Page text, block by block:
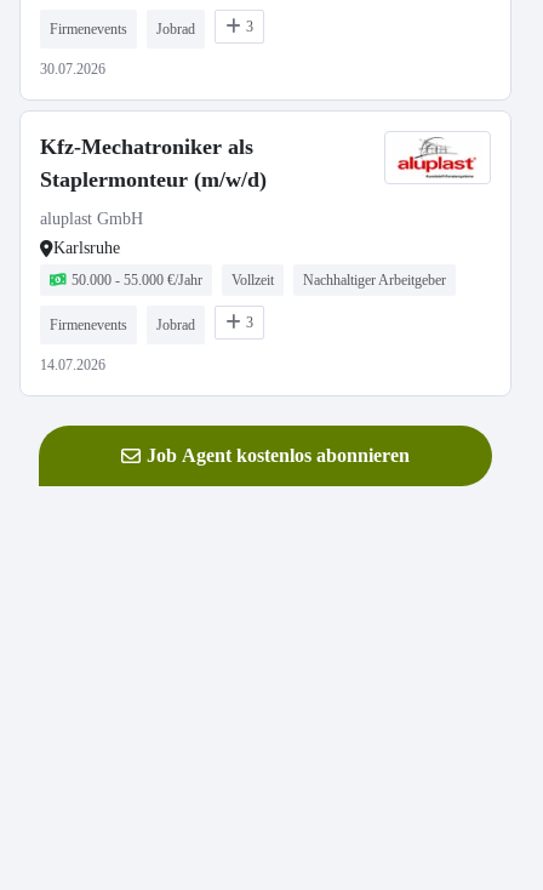
Firmenevents Jobrad 3
30.07.2026
Kfz-Mechatroniker als
Staplermonteur (m/w/d)
aluplast GmbH
Karlsruhe
50.000 - 55.000 €/Jahr Vollzeit Nachhaltiger Arbeitgeber
Firmenevents Jobrad 3
14.07.2026
Job Agent kostenlos abonnieren